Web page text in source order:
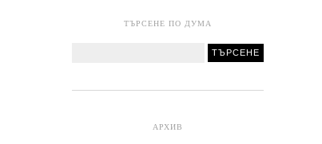
ТЪРСЕНЕ ПО ДУМА
АРХИВ